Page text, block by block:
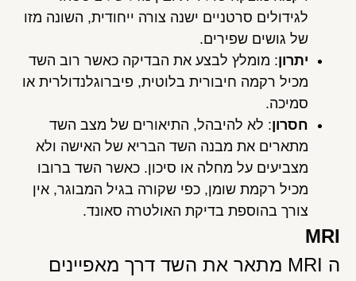
לגידולים סרטניים ישנה צורה ייחודית, השונה מזו
של גושים שפירים.
יתרון: מומלץ לבצע את הבדיקה כאשר רוב השד
מכיל רקמה חיבורית בלוטית, פיברוגלנדולרית או
סמיכה.
חסרון: לא להיבהל, התיאורים של מצב השד
מתארים את מבנה השד הבריא של האישה ולא
מצביעים על מחלה או סיכון. כאשר השד ברובו
מכיל רקמת שומן, כפי שקורה בגיל המבוגר, אין
צורך בהוספת בדיקת האולטרה סאונד.
MRI
ה MRI מתאר את השד דרך מאפיינים